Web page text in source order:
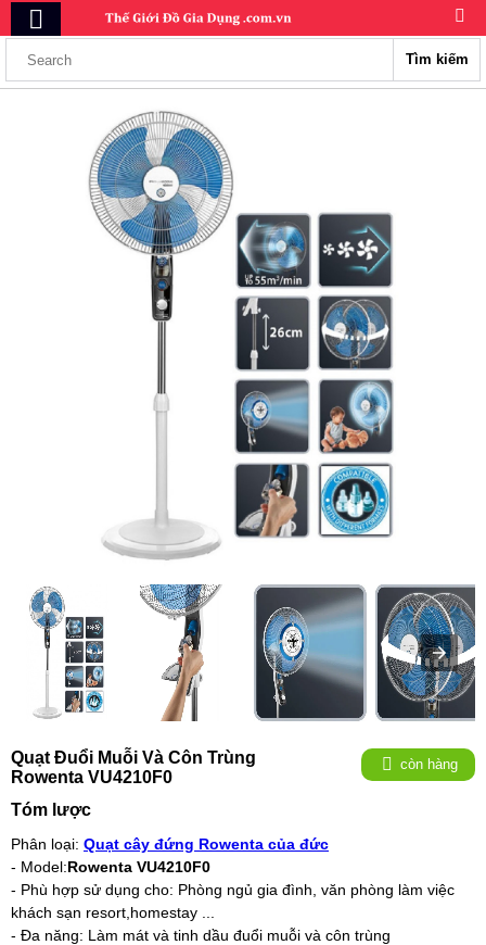
Tìm kiếm
Quạt Đuổi Muỗi Và Côn Trùng
Rowenta VU4210F0
còn hàng
Tóm lược
Phân loại: Quạt cây đứng Rowenta của đức
- Model:Rowenta VU4210F0
- Phù hợp sử dụng cho: Phòng ngủ gia đình, văn phòng làm việc
khách sạn resort,homestay ...
- Đa năng: Làm mát và tinh dầu đuổi muỗi và côn trùng